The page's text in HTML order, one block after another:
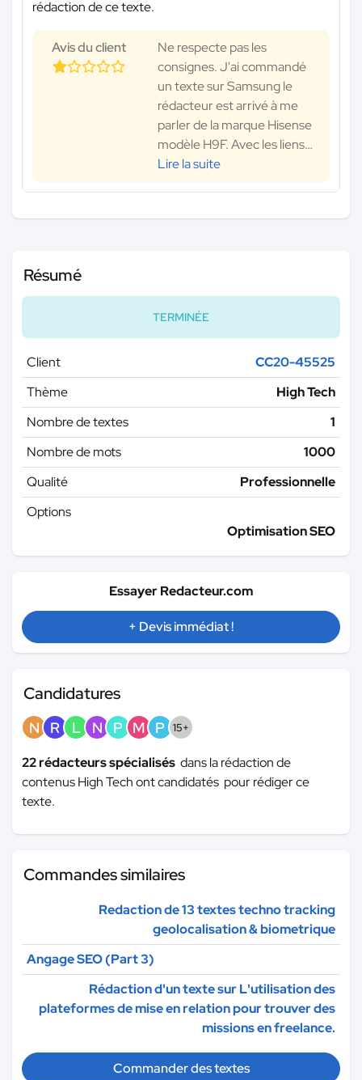
rédaction de ce texte.
Avis du client
Ne respecte pas les
consignes. J'ai commandé
un texte sur Samsung le
rédacteur est arrivé à me
parler de la marque Hisense
modèle H9F. Avec les liens…
Lire la suite
Résumé
TERMINÉE
Client
CC20-45525
Thème
High Tech
Nombre de textes
1
Nombre de mots
1000
Qualité
Professionnelle
Options
Optimisation SEO
Essayer Redacteur.com
+ Devis immédiat !
Candidatures
N R L N P M P 15+
22 rédacteurs spécialisés dans la rédaction de
contenus High Tech ont candidatés pour rédiger ce
texte.
Commandes similaires
Redaction de 13 textes techno tracking
geolocalisation & biometrique
Angage SEO (Part 3)
Rédaction d'un texte sur L'utilisation des
plateformes de mise en relation pour trouver des
missions en freelance.
Commander des textes